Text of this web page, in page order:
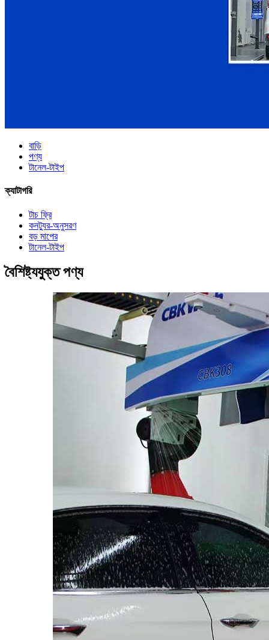
বাড়ি
পণ্য
টানেল-টাইপ
ক্যাটাগরি
টাচ ফ্রি
কনট্যুর-অনুসরণ
বড় মাপের
টানেল-টাইপ
বৈশিষ্ট্যযুক্ত পণ্য